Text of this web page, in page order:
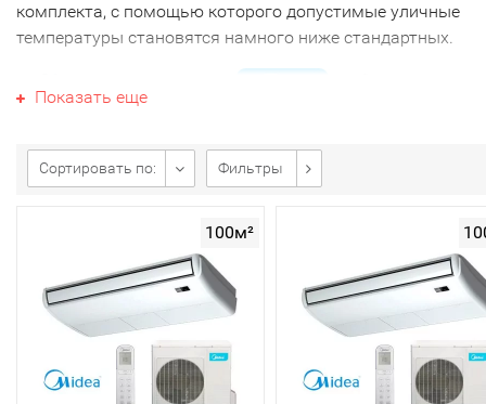
комплекта, с помощью которого допустимые уличные
температуры становятся намного ниже стандартных.
неинверторный прибор может эксплуатироваться
-5 градусов, а инверторные сплит-системы до -15\20
градусов, кондиционеры с установленным зимним
комплектом могут спокойно работать до -30 и даже до -
градусов.
В Красноярске чаще всего устанавливаются в серверных
Показать еще
Сортировать по: Фильтры
100м²